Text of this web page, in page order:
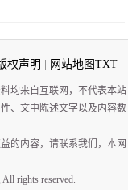
权声明 网站地图TXT
均来自互联网，不代表本站
、文中陈述文字以及内容数
的内容，请联系我们，本网
rights reserved.